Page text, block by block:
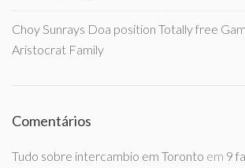
Choy Sunrays Doa position Totally free
Aristocrat Family
Comentários
Tudo sobre intercambio em Toronto em 9